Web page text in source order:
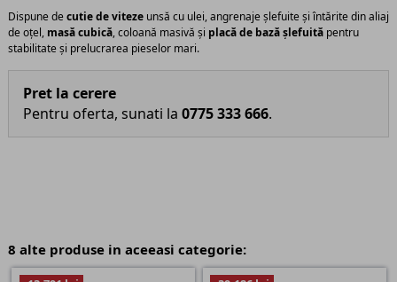
Dispune decutie de viteze unsă cu ulei, angrenaje șlefuite și întărite din aliaj
de oțel, masă cubică, coloană masivă și placă de bază șlefuită pentru
stabilitate și prelucrarea pieselor mari.
Pret la cerere
Pentru oferta, sunati la 0775 333 666.
8 alte produse in aceeasi categorie: